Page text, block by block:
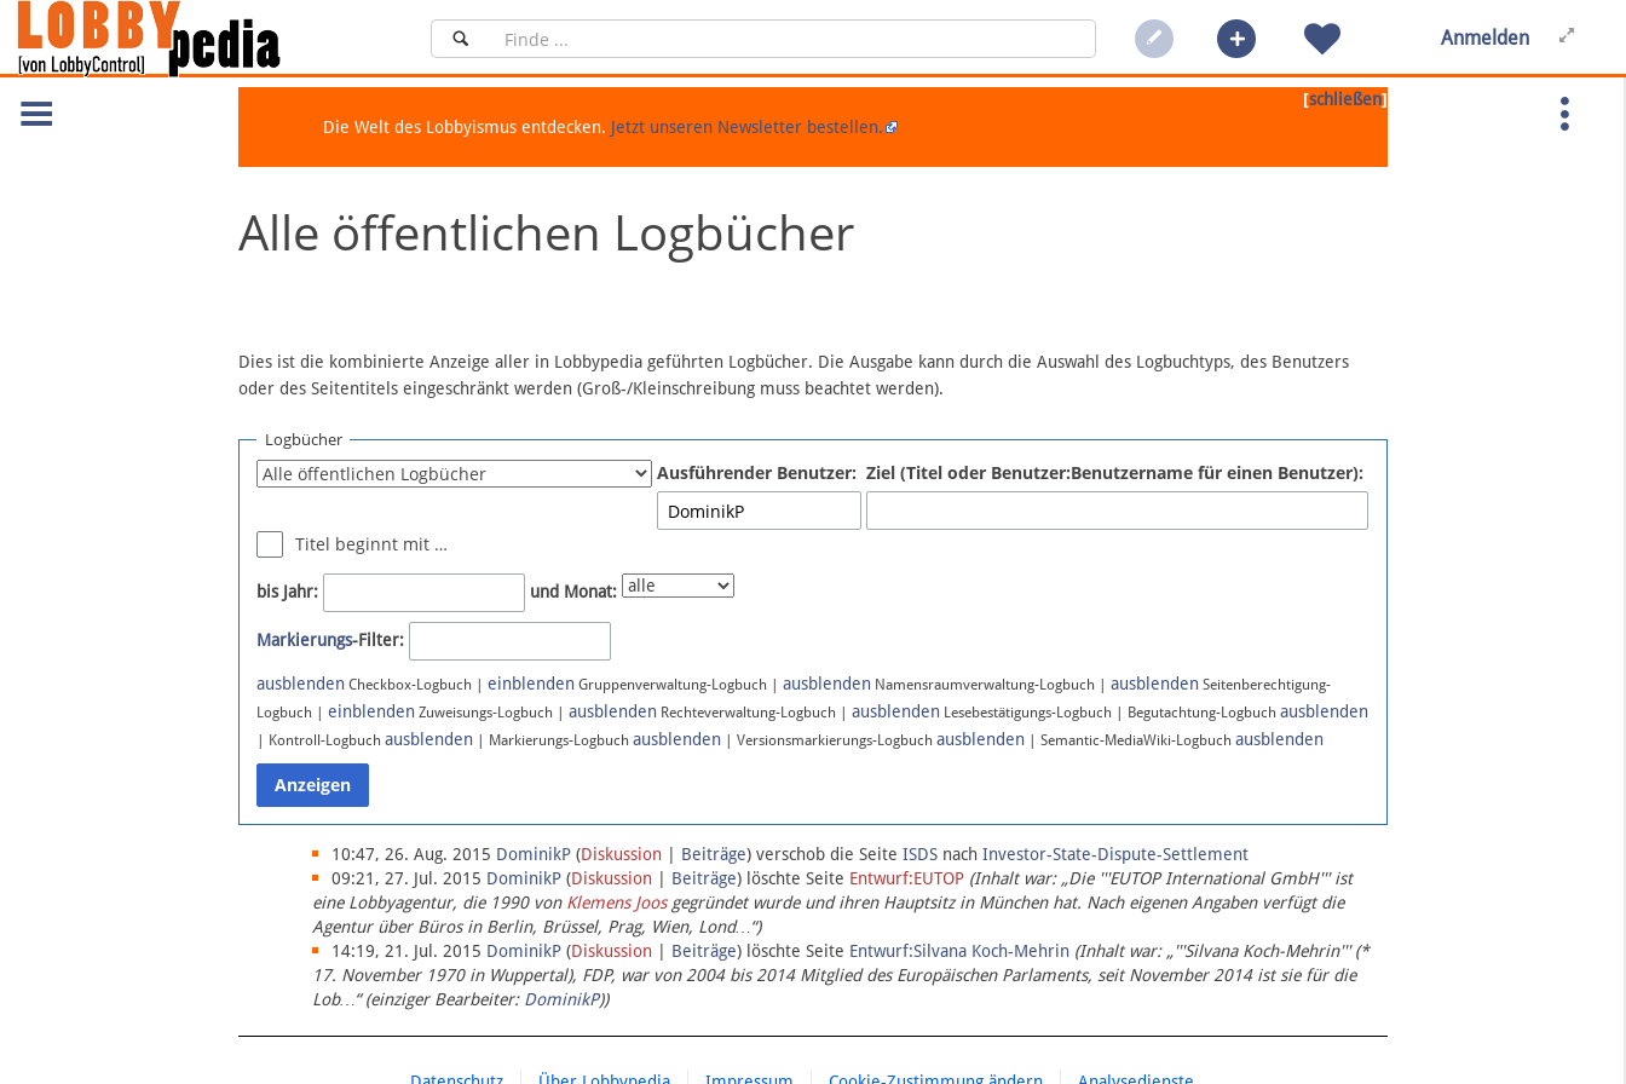
Anmelden
[schließen]
Die Welt des Lobbyismus entdecken. Jetzt unseren Newsletter bestellen.
Alle öffentlichen Logbücher
Dies ist die kombinierte Anzeige aller in Lobbypedia geführten Logbücher. Die Ausgabe kann durch die Auswahl des Logbuchtyps, des Benutzers
oder des Seitentitels eingeschränkt werden (Groß-/Kleinschreibung muss beachtet werden).
Logbücher
Ausführender Benutzer: Ziel (Titel oder Benutzer:Benutzername für einen Benutzer):
Titel beginnt mit …
bis Jahr: und Monat:
Markierungs-Filter:
ausblenden Checkbox-Logbuch | einblenden Gruppenverwaltung-Logbuch | ausblenden Namensraumverwaltung-Logbuch | ausblenden Seitenberechtigung-
Logbuch | einblenden Zuweisungs-Logbuch | ausblenden Rechteverwaltung-Logbuch | ausblenden Lesebestätigungs-Logbuch | Begutachtung-Logbuch ausblenden
| Kontroll-Logbuch ausblenden | Markierungs-Logbuch ausblenden | Versionsmarkierungs-Logbuch ausblenden | Semantic-MediaWiki-Logbuch ausblenden
10:47, 26. Aug. 2015 DominikP (Diskussion | Beiträge) verschob die Seite ISDS nach Investor-State-Dispute-Settlement
09:21, 27. Jul. 2015 DominikP (Diskussion | Beiträge) löschte Seite Entwurf:EUTOP (Inhalt war: „Die '''EUTOP International GmbH''' ist
eine Lobbyagentur, die 1990 von Klemens Joosgegründet wurde und ihren Hauptsitz in München hat. Nach eigenen Angaben verfügt die
Agentur über Büros in Berlin, Brüssel, Prag, Wien, Lond…“)
14:19, 21. Jul. 2015 DominikP (Diskussion | Beiträge) löschte Seite Entwurf:Silvana Koch-Mehrin (Inhalt war: „'''Silvana Koch-Mehrin''' (*
17. November 1970 in Wuppertal), FDP, war von 2004 bis 2014 Mitglied des Europäischen Parlaments, seit November 2014 ist sie für die
Lob…“ (einziger Bearbeiter: DominikP))